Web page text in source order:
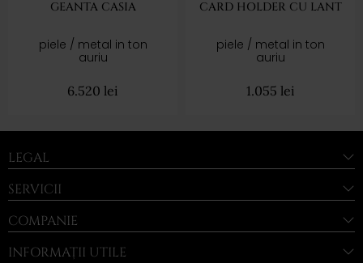
GEANTA CASIA
piele / metal in ton
auriu
6.520 lei
CARD HOLDER CU LANT
piele / metal in ton
auriu
1.055 lei
LEGAL
SERVICII
COMPANIE
INFORMAȚII UTILE